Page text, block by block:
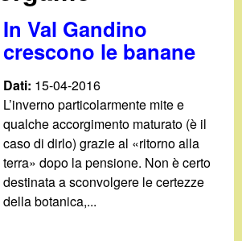
d
i
r
i
c
e
r
In Val Gandino
crescono le banane
Dati: 15-04-2016
L’inverno particolarmente mite e
qualche accorgimento maturato (è il
caso di dirlo) grazie al «ritorno alla
terra» dopo la pensione. Non è certo
destinata a sconvolgere le certezze
della botanica,...